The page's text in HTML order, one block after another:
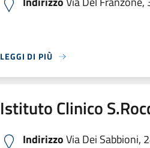
LEGGI DI PIÙ
Istituto Clinico
IndirizzoVia Dei Sabbioni,